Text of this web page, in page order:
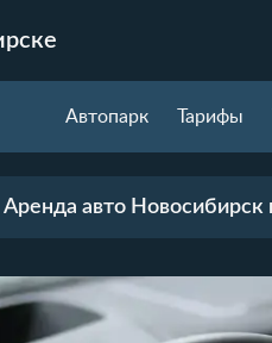
Автопарк Тарифы
Аренда авто Новосибирск